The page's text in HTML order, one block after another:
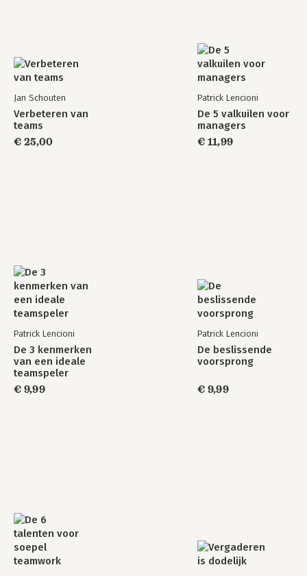
Jan Schouten
Verbeteren van
teams
€ 25,00
Patrick Lencioni
De 5 valkuilen voor
managers
€ 11,99
Patrick Lencioni
De 3 kenmerken
van een ideale
teamspeler
€ 9,99
Patrick Lencioni
De beslissende
voorsprong
€ 9,99